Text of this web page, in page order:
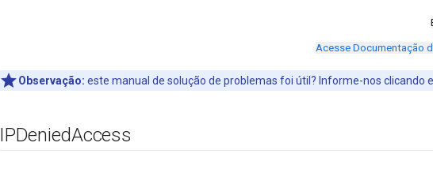
Acesse Documentação
Observação: este manual de solução de problemas foi útil? Informe-nos clicando
IPDeniedAccess